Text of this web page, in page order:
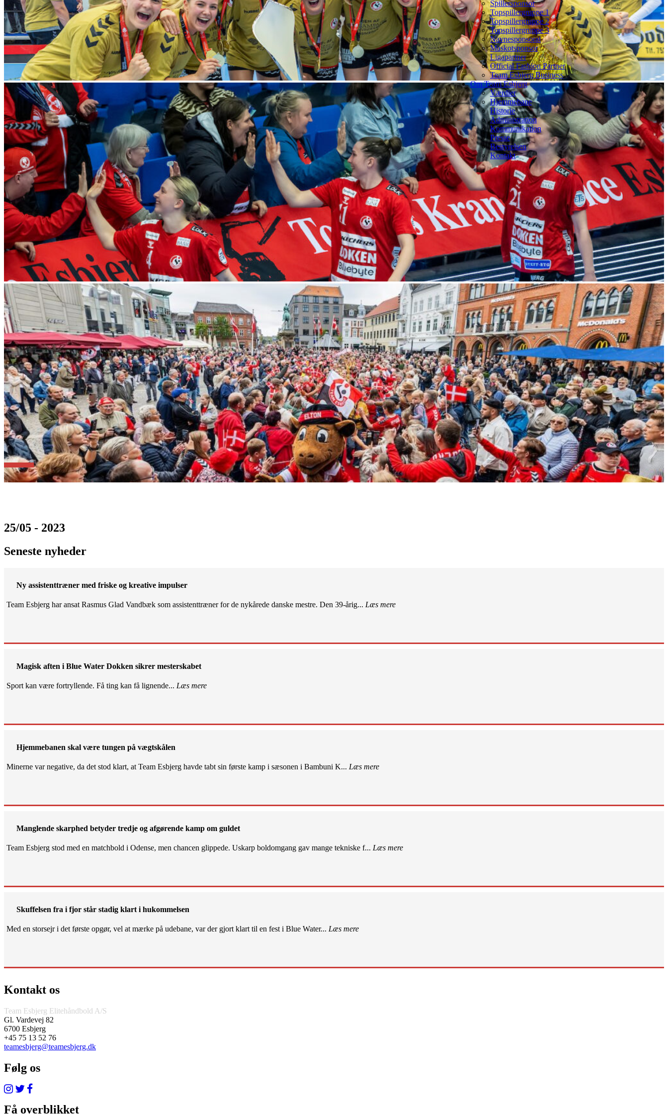
Spillersponsor
Topspillergruppe 1
Topspillergruppe 2
Topspillergruppe 3
Navnesponsorat
Maskotsponsor
Ligapartner
Official Fashion Partner
Team Esbjerg Business
Om Team Esbjerg
Værdier
Hjemmebane
Historie
Administration
Kommunikation
Presse
Bestyrelsen
Kontakt
25/05 - 2023
Seneste nyheder
Ny assistenttræner med friske og kreative impulser
Team Esbjerg har ansat Rasmus Glad Vandbæk som assistenttræner for de nykårede danske mestre. Den 39-årig... Læs mere
Magisk aften i Blue Water Dokken sikrer mesterskabet
Sport kan være fortryllende. Få ting kan få lignende... Læs mere
Hjemmebanen skal være tungen på vægtskålen
Minerne var negative, da det stod klart, at Team Esbjerg havde tabt sin første kamp i sæsonen i Bambuni K... Læs mere
Manglende skarphed betyder tredje og afgørende kamp om guldet
Team Esbjerg stod med en matchbold i Odense, men chancen glippede. Uskarp boldomgang gav mange tekniske f... Læs mere
Skuffelsen fra i fjor står stadig klart i hukommelsen
Med en storsejr i det første opgør, vel at mærke på udebane, var der gjort klart til en fest i Blue Water... Læs mere
Kontakt os
Team Esbjerg Elitehåndbold A/S
Gl. Vardevej 82
6700 Esbjerg
+45 75 13 52 76
teamesbjerg@teamesbjerg.dk
Følg os
Få overblikket